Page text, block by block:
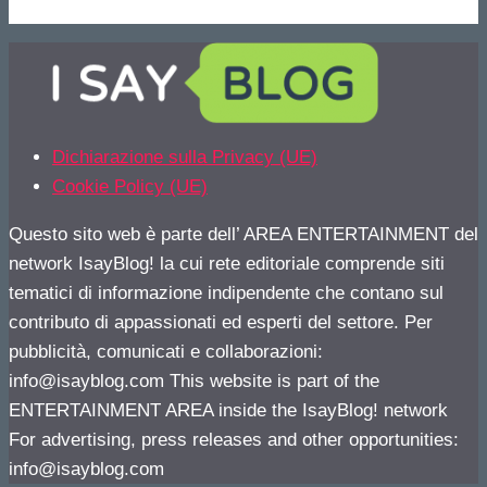
Dichiarazione sulla Privacy (UE)
Cookie Policy (UE)
Questo sito web è parte dell’ AREA ENTERTAINMENT del
network IsayBlog! la cui rete editoriale comprende siti
contributo di appassionati ed esperti del settore. Per
pubblicità, comunicati e collaborazioni:
info@isayblog.comThis website is part of the
ENTERTAINMENT AREA inside the IsayBlog! network
For advertising, press releases and other opportunities:
info@isayblog.com
© 2026 Gossip | Spettegola
GeneratePress